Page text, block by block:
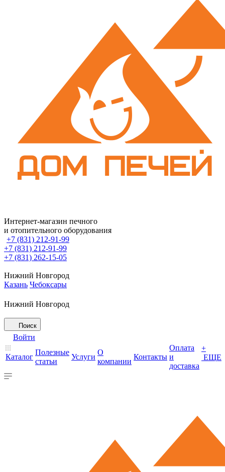
Интернет-магазин печного
и отопительного оборудования
+7 (831) 212-91-99
+7 (831) 212-91-99
+7 (831) 262-15-05
Нижний Новгород
Казань Чебоксары
Нижний Новгород
Поиск
Войти
Каталог
Полезные
статьи
Услуги
О
компании
Контакты
Оплата
и
доставка
+
ЕЩЕ